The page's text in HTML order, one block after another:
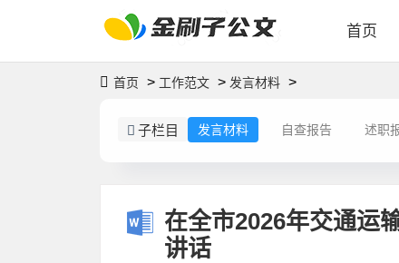
首页
首页 > 工作范文 > 发言材料 >
子栏目 发言材料 自查报告 述职
在全市2026年交通运
讲话